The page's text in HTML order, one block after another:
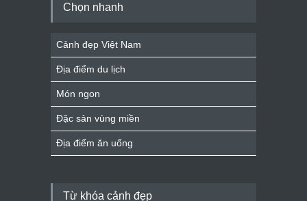
Chọn nhanh
Cảnh đẹp Việt Nam
Địa điểm du lịch
Món ngon
Đặc sản vùng miền
Địa điểm ăn uống
Từ khóa cảnh đẹp